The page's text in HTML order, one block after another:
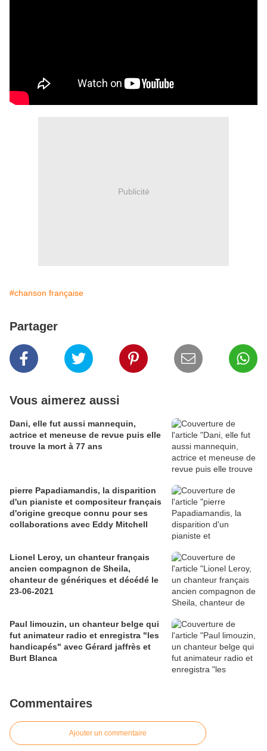
Publicité
#chanson française
Partager
Vous aimerez aussi
Dani, elle fut aussi mannequin,
actrice et meneuse de revue puis elle
trouve la mort à 77 ans
pierre Papadiamandis, la disparition
d'un pianiste et compositeur français
d'origine grecque connu pour ses
collaborations avec Eddy Mitchell
Lionel Leroy, un chanteur français
ancien compagnon de Sheila,
chanteur de génériques et décédé le
23-06-2021
Paul limouzin, un chanteur belge qui
fut animateur radio et enregistra "les
handicapés" avec Gérard jaffrès et
Burt Blanca
Commentaires
Ajouter un commentaire